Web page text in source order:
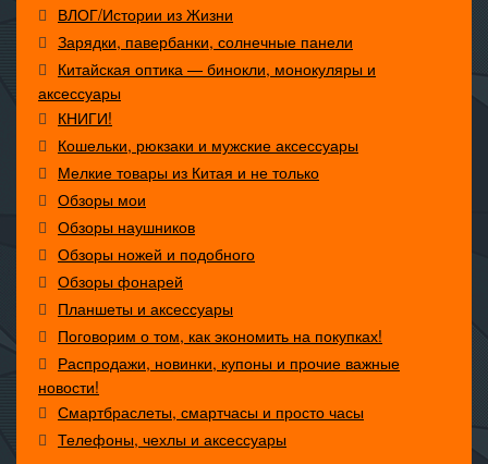
ВЛОГ/Истории из Жизни
Зарядки, павербанки, солнечные панели
Китайская оптика — бинокли, монокуляры и
аксессуары
КНИГИ!
Кошельки, рюкзаки и мужские аксессуары
Мелкие товары из Китая и не только
Обзоры мои
Обзоры наушников
Обзоры ножей и подобного
Обзоры фонарей
Планшеты и аксессуары
Поговорим о том, как экономить на покупках!
Распродажи, новинки, купоны и прочие важные
новости!
Смартбраслеты, смартчасы и просто часы
Телефоны, чехлы и аксессуары